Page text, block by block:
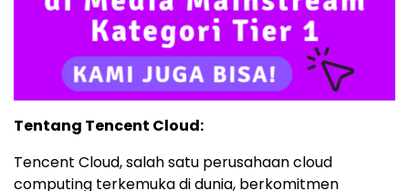
Tentang Tencent Cloud:
Tencent Cloud, salah satu perusahaan cloud
computing terkemuka di dunia, berkomitmen